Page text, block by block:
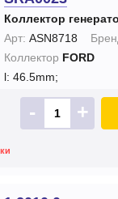
Коллектор
Арт: ASN8718
Коллектор FORD
l: 46.5mm;
- +